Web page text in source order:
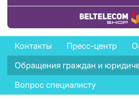
Купить товар
Feedback
menu
Контакты Пресс-центр
Обращения граждан и
Вопрос специалисту